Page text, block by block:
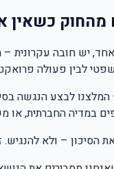
כשאין
יש חובה עקרונית
לבין פעולה
לבצע הנגשה
במדיה החברתית,
– ולא להנגיש.